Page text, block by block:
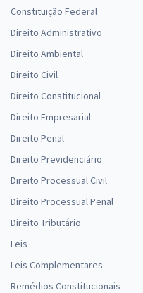
Constituição Federal
Direito Administrativo
Direito Ambiental
Direito Civil
Direito Constitucional
Direito Empresarial
Direito Penal
Direito Previdenciário
Direito Processual Civil
Direito Processual Penal
Direito Tributário
Leis
Leis Complementares
Remédios Constitucionais